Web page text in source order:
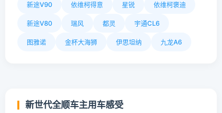
新途V90 依维柯得意 星锐 依维柯褒迪
新途V80 瑞风 都灵 宇通CL6
图雅诺 金杯大海狮 伊思坦纳 九龙A6
新世代全顺车主用车感受